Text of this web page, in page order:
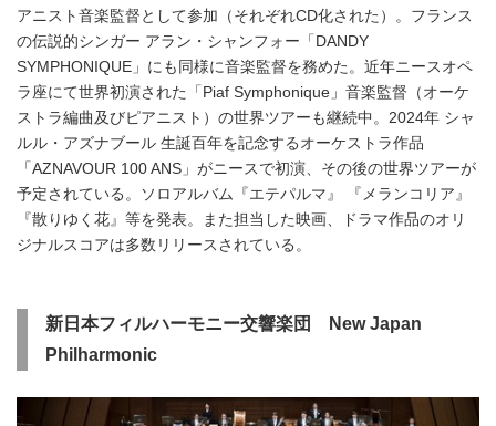
アニスト音楽監督として参加（それぞれCD化された）。フランス
の伝説的シンガー アラン・シャンフォー「DANDY
SYMPHONIQUE」にも同様に音楽監督を務めた。近年ニースオペ
ラ座にて世界初演された「Piaf Symphonique」音楽監督（オーケ
ストラ編曲及びピアニスト）の世界ツアーも継続中。2024年 シャ
ルル・アズナブール 生誕百年を記念するオーケストラ作品
「AZNAVOUR 100 ANS」がニースで初演、その後の世界ツアーが
予定されている。ソロアルバム『エテパルマ』 『メランコリア』
『散りゆく花』等を発表。また担当した映画、ドラマ作品のオリ
ジナルスコアは多数リリースされている。
新日本フィルハーモニー交響楽団 New Japan
Philharmonic